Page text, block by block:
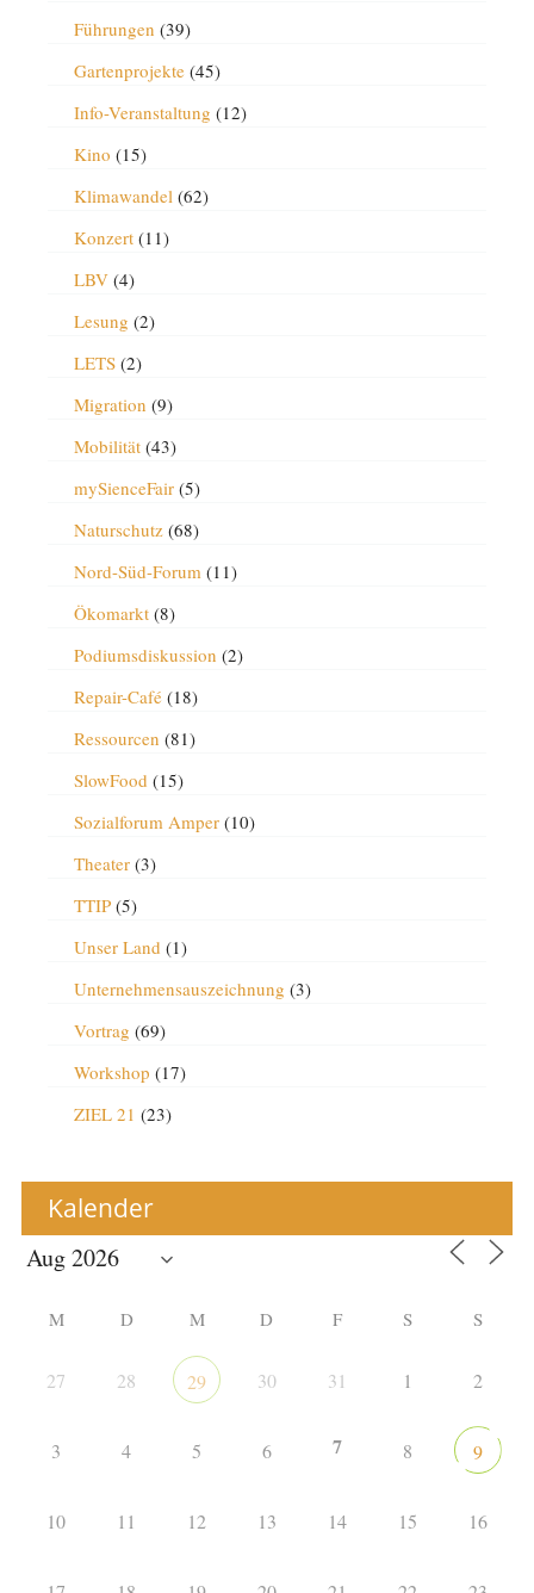
Führungen (39)
Gartenprojekte(45)
Info-Veranstaltung (12)
Kino (15)
Klimawandel (62)
Konzert(11)
LBV(4)
Lesung (2)
LETS(2)
Migration (9)
Mobilität(43)
mySienceFair(5)
Naturschutz(68)
Nord-Süd-Forum (11)
Ökomarkt(8)
Podiumsdiskussion (2)
Repair-Café(18)
Ressourcen (81)
SlowFood (15)
Sozialforum Amper(10)
Theater(3)
TTIP(5)
Unser Land (1)
Unternehmensauszeichnung (3)
Vortrag (69)
Workshop (17)
ZIEL 21 (23)
Kalender
M D M D F S S
27 28 29 30 31 1 2
3 4 5 6 7 8 9
10 11 12 13 14 15 16